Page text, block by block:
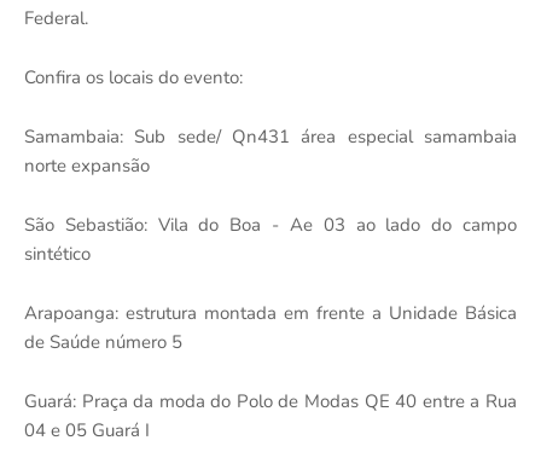
Federal.
Confira os locais do evento:
Samambaia: Sub sede/ Qn431 área especial samambaia
norte expansão
São Sebastião: Vila do Boa - Ae 03 ao lado do campo
sintético
Arapoanga: estrutura montada em frente a Unidade Básica
de Saúde número 5
Guará: Praça da moda do Polo de Modas QE 40 entre a Rua
04 e 05 Guará I